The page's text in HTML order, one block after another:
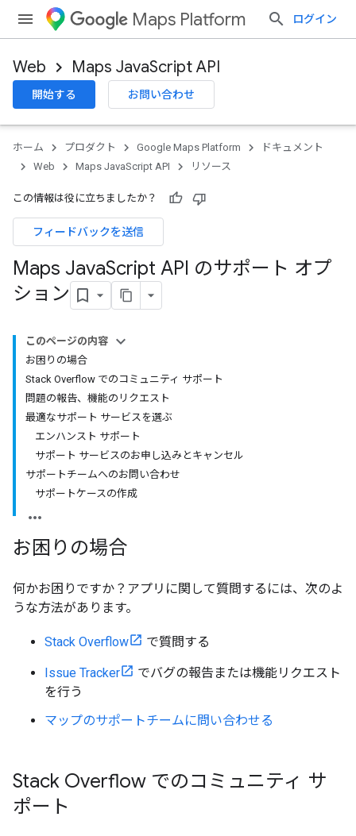
Maps Platform ログイン
Web Maps JavaScript API
開始する お問い合わせ
ホーム プロダクト Google Maps Platform
ドキュメント
Web
Maps JavaScript API リソース
この情報は役に立ちましたか？
フィードバックを送信
Maps JavaScript API のサポート オプ
ション
このページの内容
お困りの場合
Stack Overflow でのコミュニティ サポート
問題の報告、機能のリクエスト
最適なサポート サービスを選ぶ
エンハンスト サポート
サポート サービスのお申し込みとキャンセル
サポートチームへのお問い合わせ
サポートケースの作成
お困りの場合
何かお困りですか？アプリに関して質問するには、次のよ
うな方法があります。
Stack Overflow で質問する
Issue Tracker
でバグの報告または機能リクエスト
を行う
マップのサポートチームに問い合わせる
Stack Overflow でのコミュニティ サ
ポート